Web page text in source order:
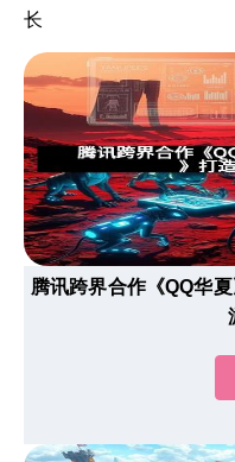
长
腾讯跨界合作《QQ华